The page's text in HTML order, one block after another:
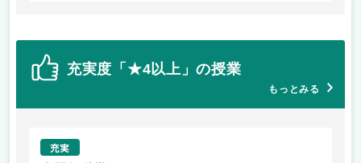
充実度「★4以上」の授業
もっとみる
充実